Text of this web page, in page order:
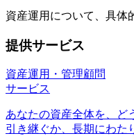
資産運用について、具体
提供サービス
資産運用・管理顧問
サービス
あなたの資産全体を、ど
引き継ぐか、長期にわた